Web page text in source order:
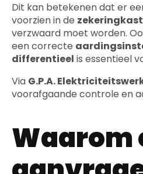
Dit kan betekenen dat er
voorzien in de zekeringkast
verzwaard moet worden.
een correcte
differentieel is essentieel
Via G.P.A.
voorafgaande controle en
Waarom